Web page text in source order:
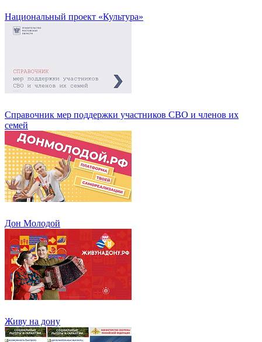
Национальный проект «Культура»
Справочник мер поддержки участников СВО и членов их
семей
Дон Молодой
Живу на дону